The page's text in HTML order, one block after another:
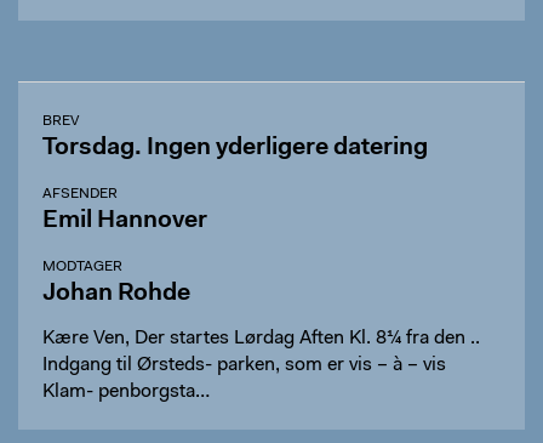
BREV
Torsdag. Ingen yderligere datering
AFSENDER
Emil Hannover
MODTAGER
Johan Rohde
Kære Ven, Der startes Lørdag Aften Kl. 8¼ fra den ..
Indgang til Ørsteds- parken, som er vis – à – vis
Klam- penborgsta…